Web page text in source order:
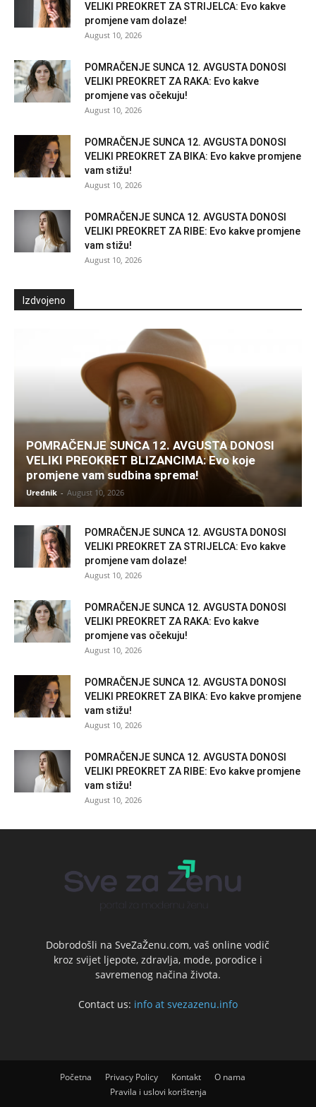
VELIKI PREOKRET ZA STRIJELCA: Evo kakve
promjene vam dolaze!
August 10, 2026
POMRAČENJE SUNCA 12. AVGUSTA DONOSI
VELIKI PREOKRET ZA RAKA: Evo kakve
promjene vas očekuju!
August 10, 2026
POMRAČENJE SUNCA 12. AVGUSTA DONOSI
VELIKI PREOKRET ZA BIKA: Evo kakve promjene
vam stižu!
August 10, 2026
POMRAČENJE SUNCA 12. AVGUSTA DONOSI
VELIKI PREOKRET ZA RIBE: Evo kakve promjene
vam stižu!
August 10, 2026
Izdvojeno
POMRAČENJE SUNCA 12. AVGUSTA DONOSI
VELIKI PREOKRET BLIZANCIMA: Evo koje
promjene vam sudbina sprema!
Urednik - August 10, 2026
POMRAČENJE SUNCA 12. AVGUSTA DONOSI
VELIKI PREOKRET ZA STRIJELCA: Evo kakve
promjene vam dolaze!
August 10, 2026
POMRAČENJE SUNCA 12. AVGUSTA DONOSI
VELIKI PREOKRET ZA RAKA: Evo kakve
promjene vas očekuju!
August 10, 2026
POMRAČENJE SUNCA 12. AVGUSTA DONOSI
VELIKI PREOKRET ZA BIKA: Evo kakve promjene
vam stižu!
August 10, 2026
POMRAČENJE SUNCA 12. AVGUSTA DONOSI
VELIKI PREOKRET ZA RIBE: Evo kakve promjene
vam stižu!
August 10, 2026
Dobrodošli na SveZaŽenu.com, vaš online vodič
kroz svijet ljepote, zdravlja, mode, porodice i
savremenog načina života.
Contact us: info at svezazenu.info
Početna Privacy Policy Kontakt
O nama
Pravila i uslovi korištenja